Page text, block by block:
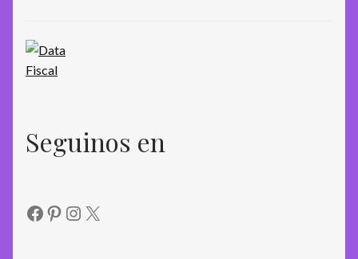
Seguinos en
Facebook
Pinterest
Instagram
X